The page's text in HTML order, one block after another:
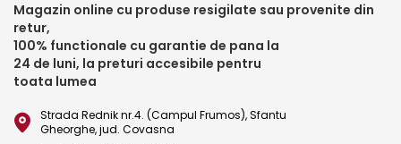
Magazin online cu produse resigilate sau provenite din
retur,
100% functionale cu garantie de pana la
24 de luni, la preturi accesibile pentru
toata lumea
Strada Rednik nr.4. (Campul Frumos), Sfantu
Gheorghe, jud. Covasna